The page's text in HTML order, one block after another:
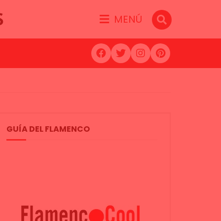
MENÚ
GUÍA DEL FLAMENCO